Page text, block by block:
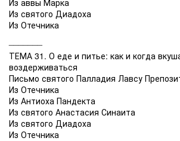
Из святого Диадоха
Из Отечника
ТЕМА 31. О еде и питье: как и когда
воздерживаться
Письмо святого Палладия Лавсу
Из Отечника
Из Антиоха Пандекта
Из святого Анастасия Синаита
Из святого Диадоха
Из Отечника